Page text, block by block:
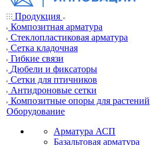
Продукция
Композитная арматура
Cтеклопластиковая арматура
Сетка кладочная
Гибкие связи
Дюбели и фиксаторы
Сетки для птичников
Антидроновые сетки
Композитные опоры для растений
Оборудование
Арматура АСП
Базальтовая арматура